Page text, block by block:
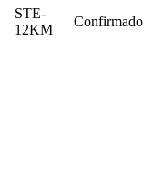
STE-
12KM
Confirmado